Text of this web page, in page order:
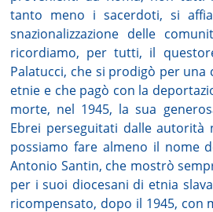
tanto meno i sacerdoti, si
snazionalizzazione delle
ricordiamo, per tutti, il
Palatucci, che si prodigò per una
etnie e che pagò con la
morte, nel 1945, la sua
Ebrei perseguitati dalle autorità
possiamo fare almeno il nome
Antonio Santin, che mostrò
per i suoi diocesani di etnia
ricompensato, dopo il 1945, con